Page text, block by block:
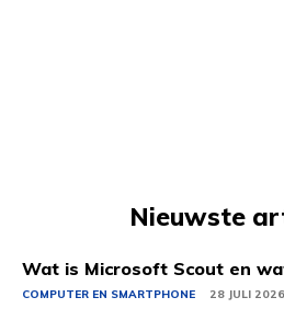
Nieuwste
Wat is Microsoft Scout en
COMPUTER EN SMARTPHONE 28 JULI 2026